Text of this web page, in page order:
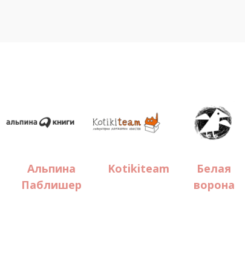
Альпина
Паблишер
Kotikiteam
Белая
ворона